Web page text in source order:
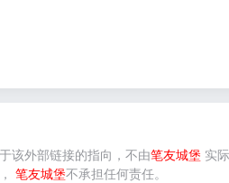
该外部链接的指向，不由笔友城堡 实
笔友城堡不承担任何责任。